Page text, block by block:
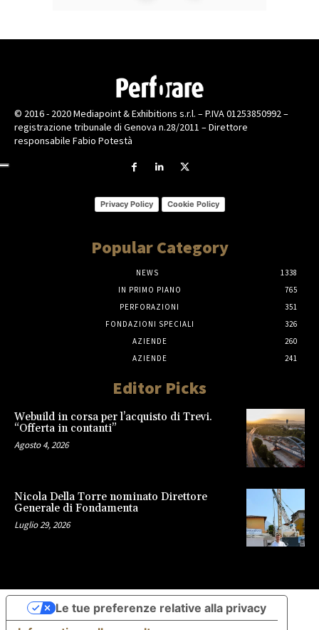
© 2016 - 2020 Mediapoint & Exhibitions s.r.l. – P.IVA 01253850992 –
registrazione tribunale di Genova n.28/2011 – Direttore
responsabile Fabio Potestà
Privacy Policy Cookie Policy
Popular Category
NEWS
1338
IN PRIMO PIANO
765
PERFORAZIONI
351
FONDAZIONI SPECIALI
326
AZIENDE
260
AZIENDE
241
Editor Picks
Webuild in corsa per l’acquisto di Trevi.
“Offerta in contanti”
Agosto 4, 2026
Nicola Della Torre nominato Direttore
Generale di Fondamenta
Luglio 29, 2026
Le tue preferenze relative alla privacy